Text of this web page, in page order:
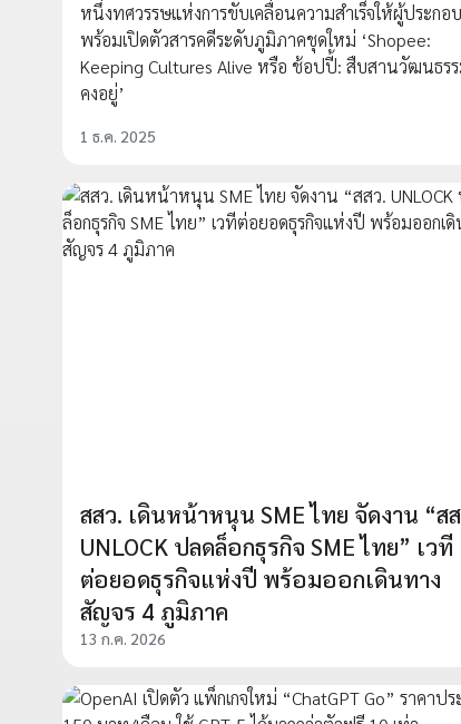
หนึ่งทศวรรษแห่งการขับเคลื่อนความสำเร็จให้ผู้ประกอ
พร้อมเปิดตัวสารคดีระดับภูมิภาคชุดใหม่ ‘Shopee:
Keeping Cultures Alive หรือ ช้อปปี้: สืบสานวัฒนธร
คงอยู่’
1 ธ.ค. 2025
สสว. เดินหน้าหนุน SME ไทย จัดงาน “ส
UNLOCK ปลดล็อกธุรกิจ SME ไทย” เวที
ต่อยอดธุรกิจแห่งปี พร้อมออกเดินทาง
สัญจร 4 ภูมิภาค
13 ก.ค. 2026